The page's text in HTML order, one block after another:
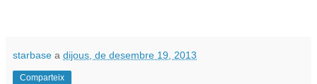
starbase a dijous, de desembre 19, 2013
Comparteix